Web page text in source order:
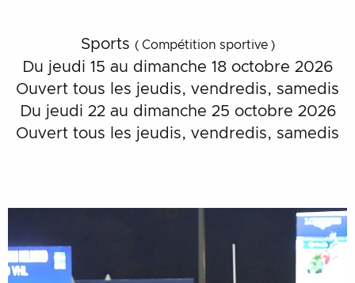
Sports ( Compétition sportive )
Du jeudi 15 au dimanche 18 octobre 2026
Ouvert tous les jeudis, vendredis, samedis
Du jeudi 22 au dimanche 25 octobre 2026
Ouvert tous les jeudis, vendredis, samedis